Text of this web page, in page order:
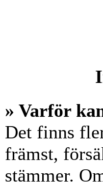
» Varför
Det finns
främst,
stämmer.